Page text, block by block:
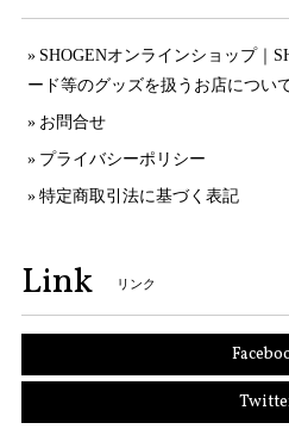
SHOGENオンラインショップ｜
ード等のグッズを扱うお店につい
お問合せ
プライバシーポリシー
特定商取引法に基づく表記
Link リンク